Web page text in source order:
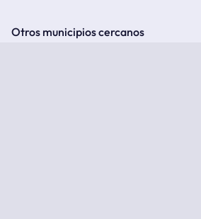
Otros municipios cercanos